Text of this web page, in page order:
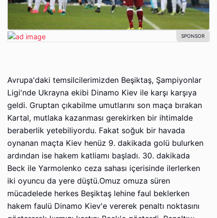
Avrupa'daki temsilcilerimizden Beşiktaş, Şampiyonlar
Ligi'nde Ukrayna ekibi Dinamo Kiev ile karşı karşıya
geldi. Gruptan çıkabilme umutlarını son maça bırakan
Kartal, mutlaka kazanması gerekirken bir ihtimalde
beraberlik yetebiliyordu. Fakat soğuk bir havada
oynanan maçta Kiev henüz 9. dakikada golü bulurken
ardından ise hakem katliamı başladı. 30. dakikada
Beck ile Yarmolenko ceza sahası içerisinde ilerlerken
iki oyuncu da yere düştü.Omuz omuza süren
mücadelede herkes Beşiktaş lehine faul beklerken
hakem faulü Dinamo Kiev'e vererek penaltı noktasını